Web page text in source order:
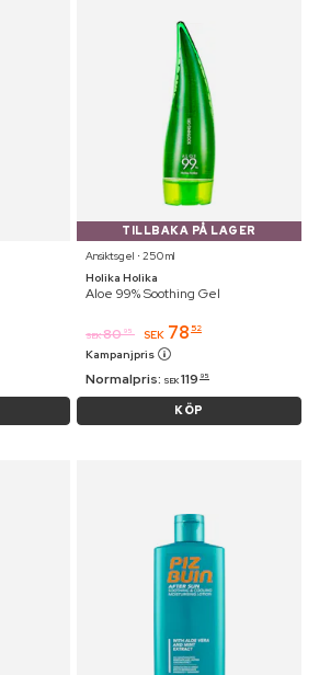
TILLBAKA PÅ LAGER
Ansiktsgel ⋅ 250 ml
Holika Holika
Aloe 99% Soothing Gel
SEK 80 95 SEK 78 52
Kampanjpris
Normalpris: SEK 119 95
KÖP